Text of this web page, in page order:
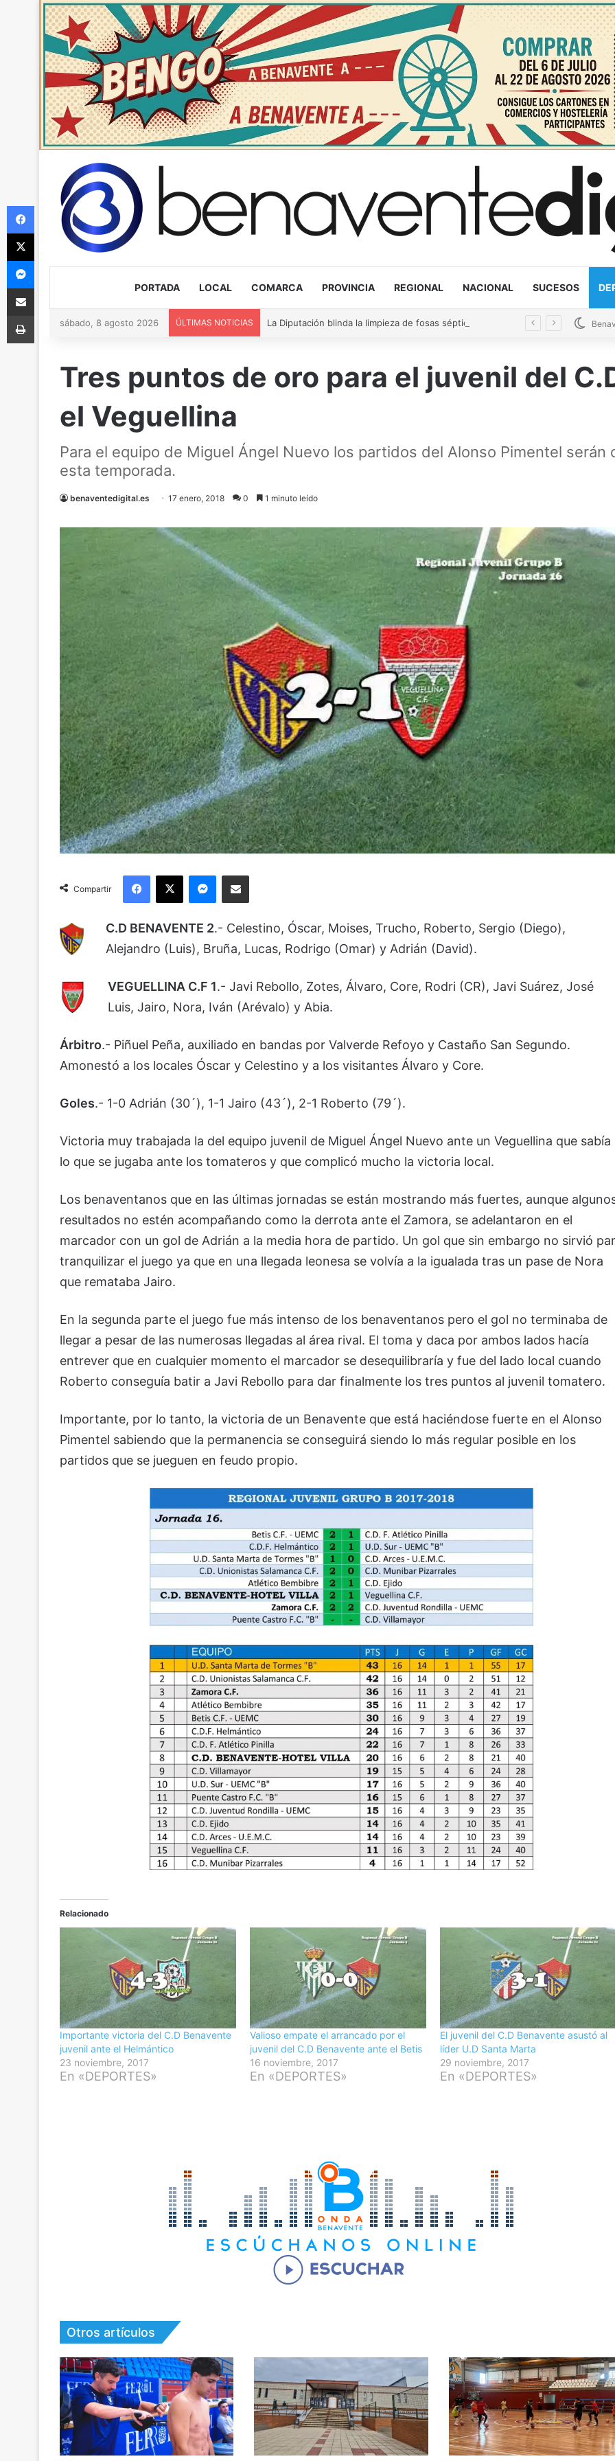
PORTADA LOCAL COMARCA PROVINCIA REGIONAL NACIONAL SUCESOS
sábado, 8 agosto 2026 ÚLTIMAS NOTICIAS
Tres puntos de oro para el juvenil del
el Veguellina
Para el equipo de Miguel Ángel Nuevo los partidos del Alonso Pimentel
esta temporada.
benaventedigital.es 17 enero, 2018 0 1 minuto leído
Compartir
C.D BENAVENTE 2.- Celestino, Óscar, Moises, Trucho, Roberto, Sergio (Diego),
Alejandro (Luis), Bruña, Lucas, Rodrigo (Omar) y Adrián (David).
VEGUELLINA C.F 1.- Javi Rebollo, Zotes, Álvaro, Core, Rodri (CR), Javi Suárez, José
Luis, Jairo, Nora, Iván (Arévalo) y Abia.
Árbitro.- Piñuel Peña, auxiliado en bandas por Valverde Refoyo y Castaño San Segundo.
Amonestó a los locales Óscar y Celestino y a los visitantes Álvaro y Core.
Goles.- 1-0 Adrián (30´), 1-1 Jairo (43´), 2-1 Roberto (79´).
Victoria muy trabajada la del equipo juvenil de Miguel Ángel Nuevo ante un Veguellina que sabía
lo que se jugaba ante los tomateros y que complicó mucho la victoria local.
Los benaventanos que en las últimas jornadas se están mostrando más fuertes, aunque
resultados no estén acompañando como la derrota ante el Zamora, se adelantaron en el
marcador con un gol de Adrián a la media hora de partido. Un gol que sin embargo no sirvió
tranquilizar el juego ya que en una llegada leonesa se volvía a la igualada tras un pase de Nora
que remataba Jairo.
En la segunda parte el juego fue más intenso de los benaventanos pero el gol no terminaba de
llegar a pesar de las numerosas llegadas al área rival. El toma y daca por ambos lados hacía
entrever que en cualquier momento el marcador se desequilibraría y fue del lado local cuando
Roberto conseguía batir a Javi Rebollo para dar finalmente los tres puntos al juvenil tomatero.
Importante, por lo tanto, la victoria de un Benavente que está haciéndose fuerte en el Alonso
Pimentel sabiendo que la permanencia se conseguirá siendo lo más regular posible en los
partidos que se jueguen en feudo propio.
Relacionado
Importante victoria del C.D Benavente
juvenil ante el Helmántico
23 noviembre, 2017
En «DEPORTES»
Valioso empate el arrancado por el
juvenil del C.D Benavente ante el Betis
16 noviembre, 2017
En «DEPORTES»
El juvenil del C.D Benavente asustó al
líder U.D Santa Marta
29 noviembre, 2017
En «DEPORTES»
Otros artículos
Facebook